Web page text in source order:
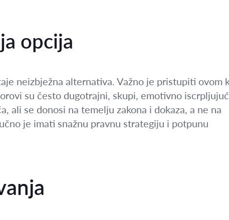
opcija
neizbježna alternativa. Važno je pristupiti ovom
su često dugotrajni, skupi, emotivno
ali se donosi na temelju zakona i dokaza, a ne na
je imati snažnu pravnu strategiju i potpunu